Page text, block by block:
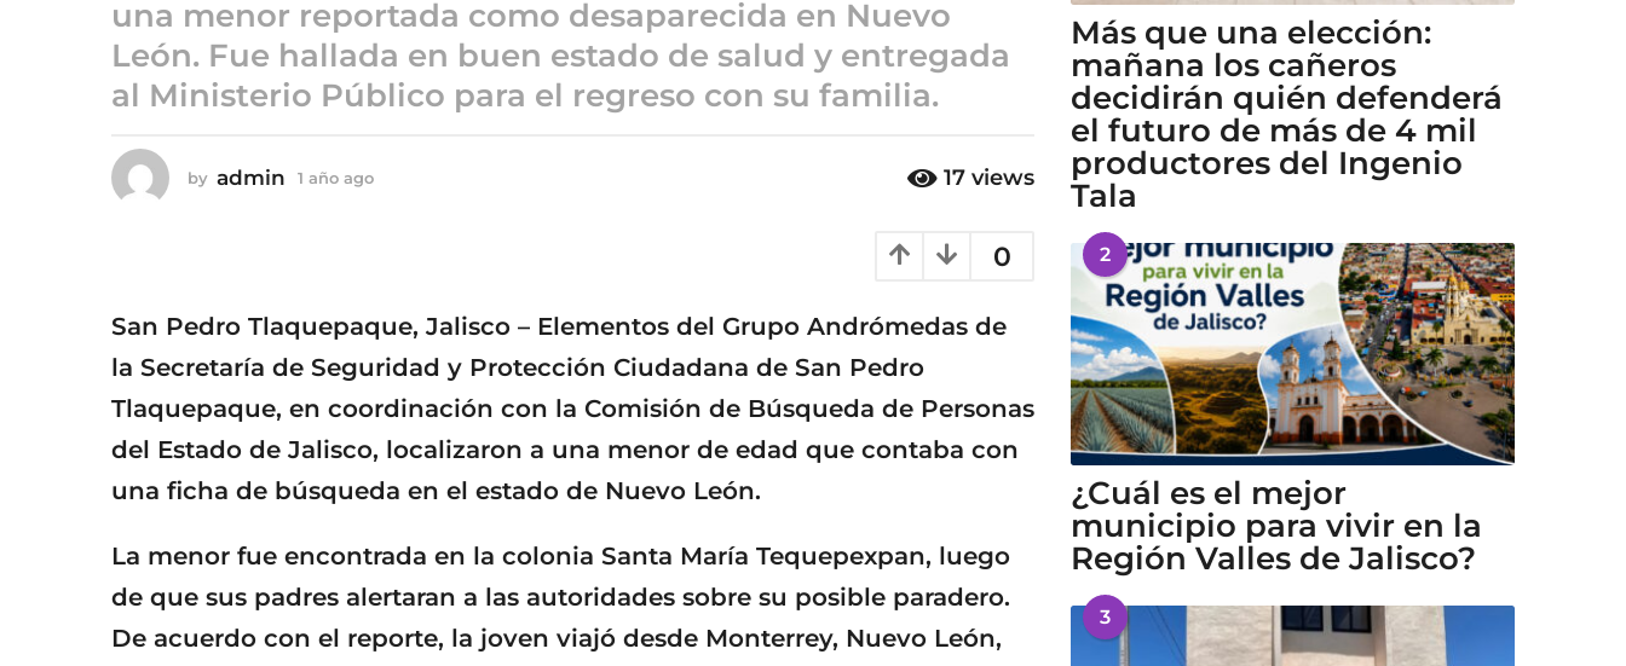
ñ
a
g
una menor reportada como desaparecida en Nuevo
León. Fue hallada en buen estado de salud y entregada
al Ministerio Público para el regreso con su familia.
by admin 1 año ago 17 views
0
San Pedro Tlaquepaque, Jalisco – Elementos del Grupo Andrómedas de
la Secretaría de Seguridad y Protección Ciudadana de San Pedro
Tlaquepaque, en coordinación con la Comisión de Búsqueda de Personas
del Estado de Jalisco, localizaron a una menor de edad que contaba con
una ficha de búsqueda en el estado de Nuevo León.
La menor fue encontrada en la colonia Santa María Tequepexpan, luego
de que sus padres alertaran a las autoridades sobre su posible paradero.
De acuerdo con el reporte, la joven viajó desde Monterrey, Nuevo León,
Más que una elección:
mañana los cañeros
decidirán quién defenderá
el futuro de más de 4 mil
productores del Ingenio
Tala
2
¿Cuál es el mejor
municipio para vivir en la
Región Valles de Jalisco?
3